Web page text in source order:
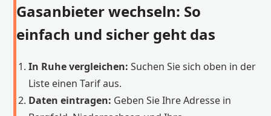
Gasanbieter wechseln: So
einfach und sicher geht das
In Ruhe vergleichen: Suchen Sie sich oben in der
Liste einen Tarif aus.
Daten eintragen: Geben Sie Ihre Adresse in